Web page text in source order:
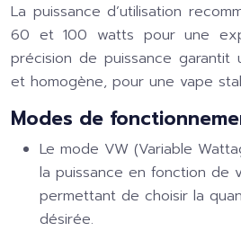
La puissance d’utilisation
60 et 100 watts pour une
précision de puissance garantit
et homogène, pour une vape
Modes de
Le mode VW (Variable
la puissance en fonction de
permettant de choisir la
désirée.